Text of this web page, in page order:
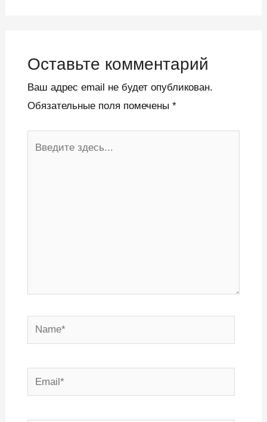
Оставьте комментарий
Ваш адрес email не будет опубликован.
Обязательные поля помечены *
Name*
Email*